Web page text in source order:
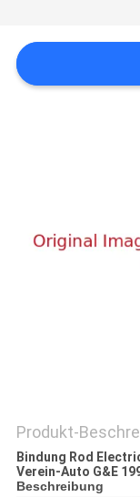
SIE EIN
ZITAT
POLICY
Produkt-
Bindung Rod
Verein-Auto G&E
Beschreibung